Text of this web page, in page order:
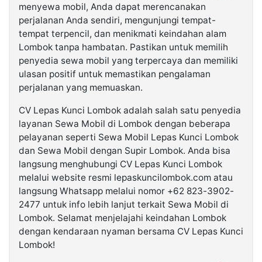
menyewa mobil, Anda dapat merencanakan
perjalanan Anda sendiri, mengunjungi tempat-
tempat terpencil, dan menikmati keindahan alam
Lombok tanpa hambatan. Pastikan untuk memilih
penyedia sewa mobil yang terpercaya dan memiliki
ulasan positif untuk memastikan pengalaman
perjalanan yang memuaskan.
CV Lepas Kunci Lombok adalah salah satu penyedia
layanan Sewa Mobil di Lombok dengan beberapa
pelayanan seperti Sewa Mobil Lepas Kunci Lombok
dan Sewa Mobil dengan Supir Lombok. Anda bisa
langsung menghubungi CV Lepas Kunci Lombok
melalui website resmi lepaskuncilombok.com atau
langsung Whatsapp melalui nomor +62 823-3902-
2477 untuk info lebih lanjut terkait Sewa Mobil di
Lombok. Selamat menjelajahi keindahan Lombok
dengan kendaraan nyaman bersama CV Lepas Kunci
Lombok!